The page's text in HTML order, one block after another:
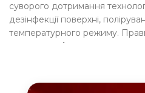
суворого дотримання
дезінфекції поверхні,
температурного режиму.
нанокераміка на авто
незахищений метал.